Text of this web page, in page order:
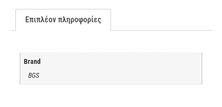
Επιπλέον πληροφορίες
Brand
BGS